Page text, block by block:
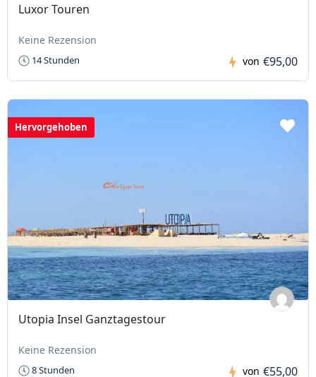
Luxor Touren
Keine Rezension
14 Stunden von €95,00
Hervorgehoben
Utopia Insel Ganztagestour
Keine Rezension
8 Stunden von €55,00